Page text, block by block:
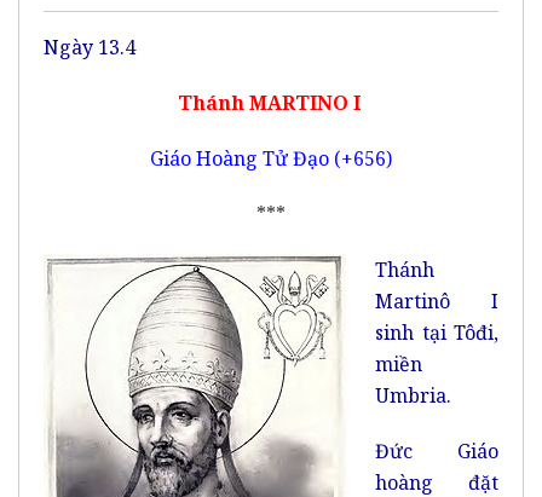
Ngày 13.4
Thánh MARTINO I
Giáo Hoàng Tử Đạo (+656)
***
Thánh
Martinô I
sinh tại Tôđi,
miền
Umbria.
Đức Giáo
hoàng đặt